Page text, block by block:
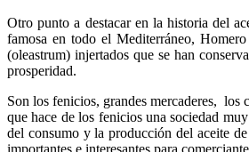
Otro punto a destacar en la historia del
famosa en todo el Mediterráneo,
(oleastrum) injertados que se han
prosperidad.
Son los fenicios, grandes mercaderes, los
que hace de los fenicios una sociedad
del consumo y la producción del aceite
importantes e interesantes para